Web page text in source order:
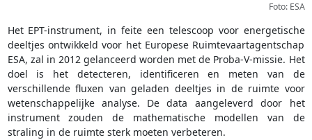
Foto: ESA
Het EPT-instrument, in feite een telescoop voor energetische
deeltjes ontwikkeld voor het Europese Ruimtevaartagentschap
ESA, zal in 2012 gelanceerd worden met de Proba-V-missie. Het
doel is het detecteren, identificeren en meten van de
verschillende fluxen van geladen deeltjes in de ruimte voor
wetenschappelijke analyse. De data aangeleverd door het
instrument zouden de mathematische modellen van de
straling in de ruimte sterk moeten verbeteren.